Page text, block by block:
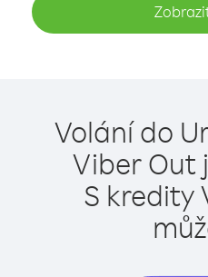
Volání do
Viber Out
S kredity